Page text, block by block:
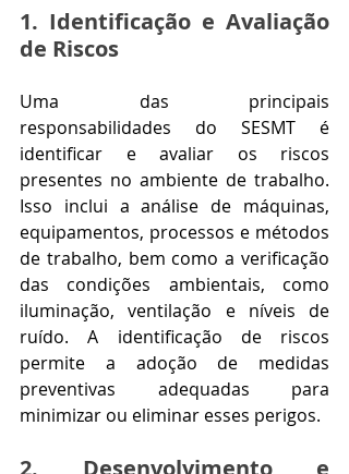
1. Identificação e Avaliação
de Riscos
Uma das principais
responsabilidades do SESMT é
identificar e avaliar os riscos
presentes no ambiente de trabalho.
Isso inclui a análise de máquinas,
equipamentos, processos e métodos
de trabalho, bem como a verificação
das condições ambientais, como
iluminação, ventilação e níveis de
ruído. A identificação de riscos
permite a adoção de medidas
preventivas adequadas para
minimizar ou eliminar esses perigos.
2. Desenvolvimento e